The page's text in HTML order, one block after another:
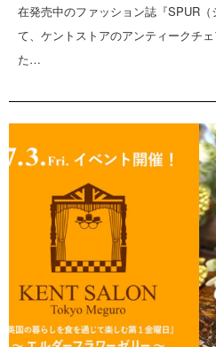
在発売中のファッション誌『SPUR
て、ケントストアのアンティークチ
た…